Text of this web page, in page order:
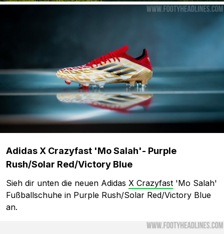
Adidas X Crazyfast 'Mo Salah'- Purple
Rush/Solar Red/Victory Blue
Sieh dir unten die neuen Adidas X Crazyfast 'Mo Salah'
Fußballschuhe in Purple Rush/Solar Red/Victory Blue
an.